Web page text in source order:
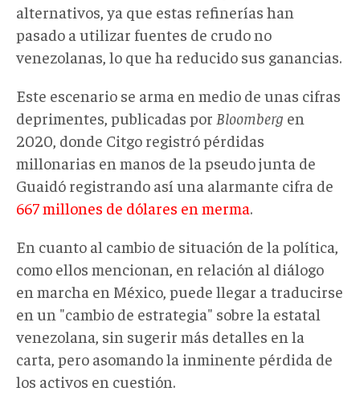
alternativos, ya que estas refinerías han
pasado a utilizar fuentes de crudo no
venezolanas, lo que ha reducido sus ganancias.
Este escenario se arma en medio de unas cifras
deprimentes, publicadas por Bloomberg en
2020, donde Citgo registró pérdidas
millonarias en manos de la pseudo junta de
Guaidó registrando así una alarmante cifra de
667 millones de dólares en merma.
En cuanto al cambio de situación de la política,
como ellos mencionan, en relación al diálogo
en marcha en México, puede llegar a traducirse
en un "cambio de estrategia" sobre la estatal
venezolana, sin sugerir más detalles en la
carta, pero asomando la inminente pérdida de
los activos en cuestión.